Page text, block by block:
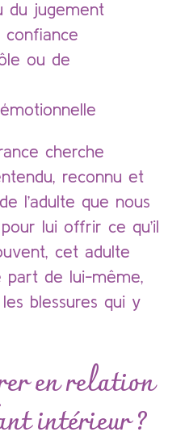
du jugement
ou de
cherche
reconnu et
l’adulte que nous
lui offrir ce qu’il
cet adulte
part de lui-même,
blessures qui y
en relation